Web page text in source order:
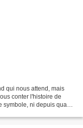
qui nous attend, mais
conter l'histoire de
ni depuis quand